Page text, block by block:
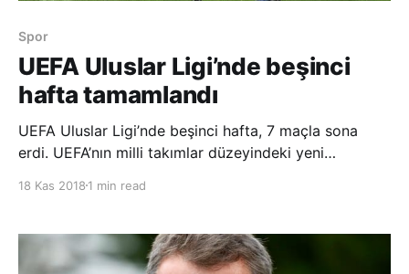
Spor
UEFA Uluslar Ligi’nde beşinci
hafta tamamlandı
UEFA Uluslar Ligi’nde beşinci hafta, 7 maçla sona
erdi. UEFA’nın milli takımlar düzeyindeki yeni
liglerinde 7 müsabaka oynandı. A Ligi 1. Grup’ta İtalya,
takım da yakal
18 Kas 2018 1 min read